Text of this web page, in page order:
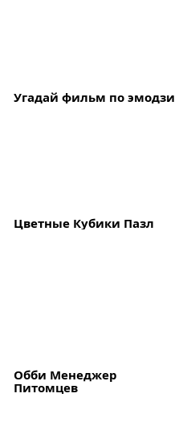
Угадай фильм по эмодзи
Цветные Кубики Пазл
Обби Менеджер
Питомцев